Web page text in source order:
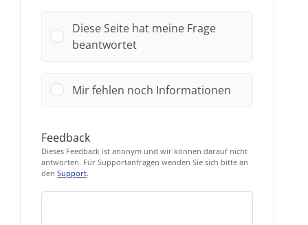
Diese Seite hat meine Frage
beantwortet
Mir fehlen noch Informationen
Feedback
Dieses Feedback ist anonym und wir können darauf nicht
antworten. Für Supportanfragen wenden Sie sich bitte an
denSupport.